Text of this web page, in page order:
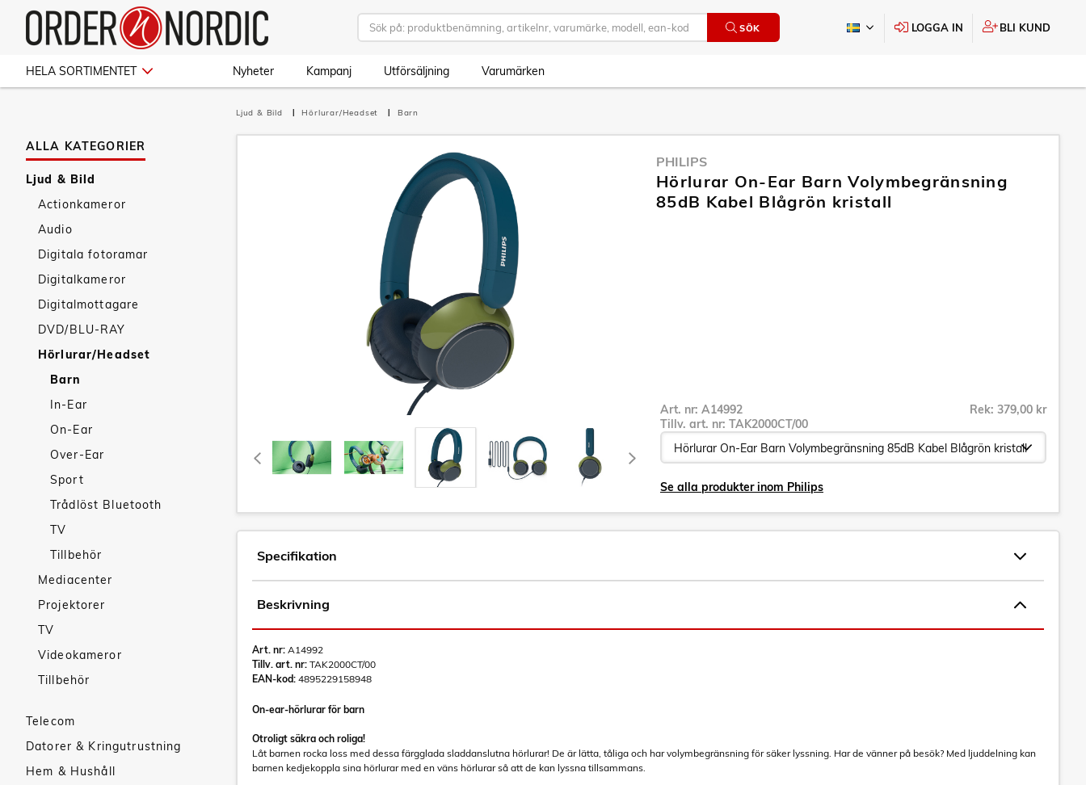
SÖK LOGGA IN BLI KUND
HELA SORTIMENTET Nyheter Kampanj Utförsäljning Varumärken
ALLA KATEGORIER
Ljud & Bild
Actionkameror
Audio
Digitala fotoramar
Digitalkameror
Digitalmottagare
DVD/BLU-RAY
Hörlurar/Headset
Barn
In-Ear
On-Ear
Over-Ear
Sport
Trådlöst Bluetooth
TV
Tillbehör
Mediacenter
Projektorer
TV
Videokameror
Tillbehör
Telecom
Datorer & Kringutrustning
Hem & Hushåll
Ljud & Bild Hörlurar/Headset Barn
PHILIPS
Hörlurar On-Ear Barn Volymbegränsning
85dB Kabel Blågrön kristall
Art. nr: A14992
Tillv. art. nr: TAK2000CT/00
Rek: 379,00 kr
Se alla produkter inom Philips
Specifikation
Beskrivning
Art. nr: A14992
Tillv. art. nr: TAK2000CT/00
EAN-kod: 4895229158948
On-ear-hörlurar för barn
Otroligt säkra och roliga!
Låt barnen rocka loss med dessa färgglada sladdanslutna hörlurar! De är lätta, tåliga och har volymbegränsning för säker lyssning. Har de vänner på besök? Med ljuddelning kan
barnen kedjekoppla sina hörlurar med en väns hörlurar så att de kan lyssna tillsammans.